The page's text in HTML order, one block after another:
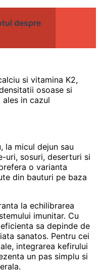
despre
si vitamina K2,
osoase si
in cazul
la micul dejun sau
uri, sosuri, deserturi si
o varianta
din bauturi pe baza
la echilibrarea
imunitar. Cu
sa depinde de
sanatos. Pentru cei
integrarea kefirului
un pas simplu si